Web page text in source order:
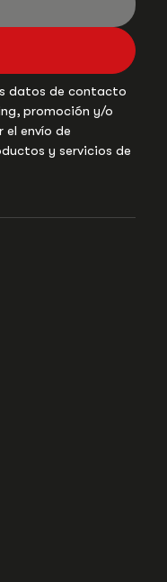
datos de contacto
promoción y/o
el envío de
y servicios de